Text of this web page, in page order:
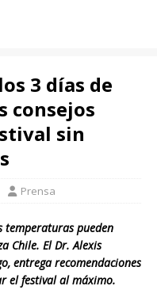
3 días de
consejos
sin
Prensa
temperaturas pueden
Chile. El Dr. Alexis
entrega recomendaciones
el festival al máximo.